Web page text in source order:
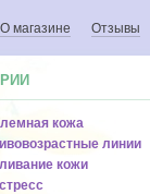
О магазине Отзывы
кожа
линии
кожи